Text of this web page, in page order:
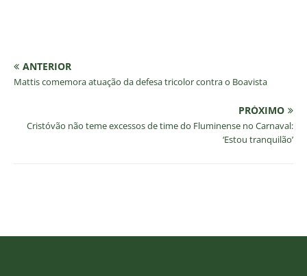
ANTERIOR
Mattis comemora atuação da defesa tricolor contra o Boavista
PRÓXIMO
Cristóvão não teme excessos de time do Fluminense no Carnaval:
‘Estou tranquilão’